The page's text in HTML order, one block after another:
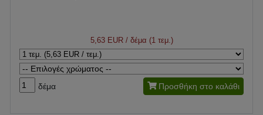
5,63 EUR/ δέμα (1 τεμ.)
δέμα Προσθήκη στο καλάθι